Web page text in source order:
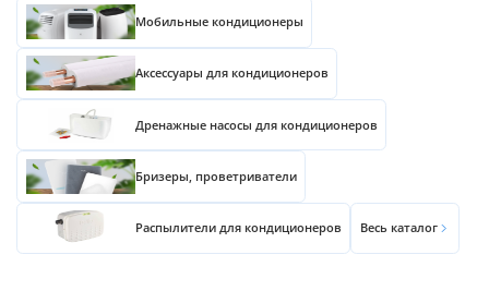
Мобильные кондиционеры
Аксессуары для кондиционеров
Дренажные насосы для кондиционеров
Бризеры, проветриватели
Распылители для кондиционеров Весь каталог